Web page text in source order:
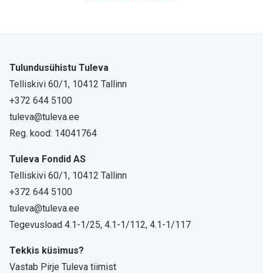
Tulundusühistu Tuleva
Telliskivi 60/1, 10412 Tallinn
+372 644 5100
tuleva@tuleva.ee
Reg. kood: 14041764
Tuleva Fondid AS
Telliskivi 60/1, 10412 Tallinn
+372 644 5100
tuleva@tuleva.ee
Tegevusload 4.1-1/25, 4.1-1/112, 4.1-1/117
Tekkis küsimus?
Vastab Pirje Tuleva tiimist